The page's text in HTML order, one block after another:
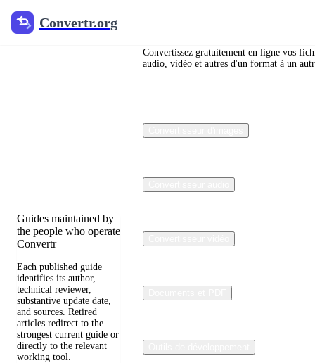
Convertr.org
Blog de
Guides maintained by
the people who operate
Convertr
Each published guide
identifies its author,
technical reviewer,
substantive update date,
and sources. Retired
articles redirect to the
strongest current guide or
directly to the relevant
working tool.
Convertissez gratuitement en ligne vos
audio, vidéo et autres d'un format à un